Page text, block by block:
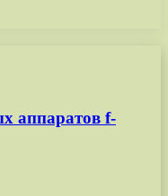
аппаратов f-